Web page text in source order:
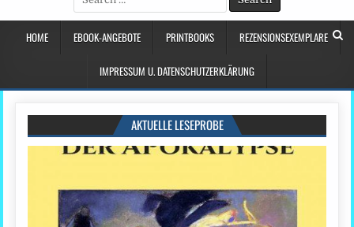
for:
HOME EBOOK-ANGEBOTE PRINTBOOKS REZENSIONSEXEMPLARE
IMPRESSUM U. DATENSCHUTZERKLÄRUNG
AKTUELLE LESEPROBE